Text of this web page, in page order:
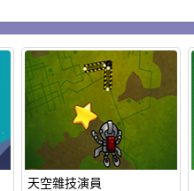
天空雜技演員